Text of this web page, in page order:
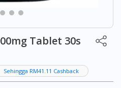
Tablet 30s
Sehingga RM41.11 Cashback